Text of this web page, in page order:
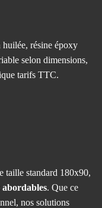
résine époxy
selon dimensions,
tarifs TTC.
taille standard 180x90,
. Que ce
nos solutions